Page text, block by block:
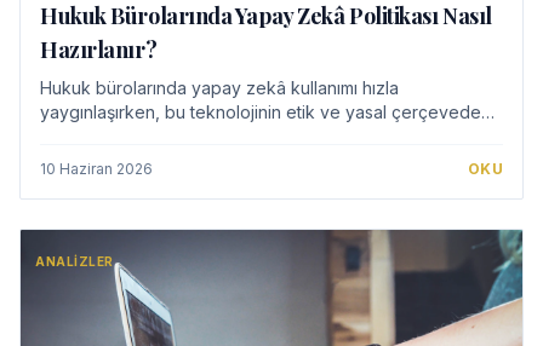
Hukuk Bürolarında Yapay Zekâ Politikası Nasıl
Hazırlanır?
Hukuk bürolarında yapay zekâ kullanımı hızla
yaygınlaşırken, bu teknolojinin etik ve yasal çerçevede
politikası oluştururken gizlilik, veri güvenli…
10 Haziran 2026 OKU
ANALIZLER